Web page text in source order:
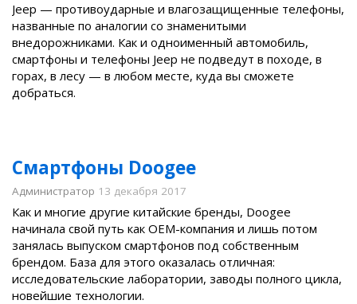
Jeep — противоударные и влагозащищенные телефоны,
названные по аналогии со знаменитыми
внедорожниками. Как и одноименный автомобиль,
смартфоны и телефоны Jeep не подведут в походе, в
горах, в лесу — в любом месте, куда вы сможете
добраться.
Смартфоны Doogee
Администратор 13 декабря 2017
Как и многие другие китайские бренды, Doogee
начинала свой путь как OEM-компания и лишь потом
занялась выпуском смартфонов под собственным
брендом. База для этого оказалась отличная:
исследовательские лаборатории, заводы полного цикла,
новейшие технологии.